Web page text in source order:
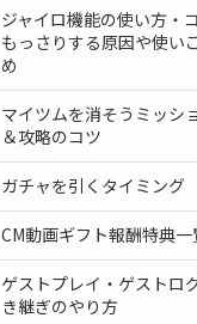
ジャイロ機能の使い方・
もっさりする原因や使い
め
マイツムを消そうミッシ
＆攻略のコツ
ガチャを引くタイミング
CM動画ギフト報酬特典
ゲストプレイ・ゲストロ
き継ぎのやり方